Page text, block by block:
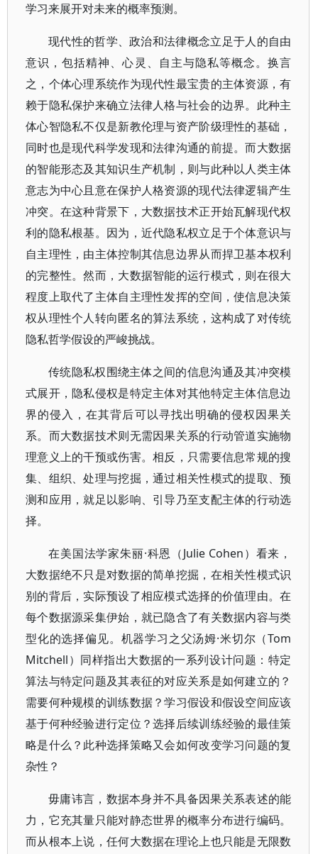
学习来展开对未来的概率预测。
现代性的哲学、政治和法律概念立足于人的自由
意识，包括精神、心灵、自主与隐私等概念。换言
之，个体心理系统作为现代性最宝贵的主体资源，有
赖于隐私保护来确立法律人格与社会的边界。此种主
体心智隐私不仅是新教伦理与资产阶级理性的基础，
同时也是现代科学发现和法律沟通的前提。而大数据
的智能形态及其知识生产机制，则与此种以人类主体
意志为中心且意在保护人格资源的现代法律逻辑产生
冲突。在这种背景下，大数据技术正开始瓦解现代权
利的隐私根基。因为，近代隐私权立足于个体意识与
自主理性，由主体控制其信息边界从而捍卫基本权利
的完整性。然而，大数据智能的运行模式，则在很大
程度上取代了主体自主理性发挥的空间，使信息决策
权从理性个人转向匿名的算法系统，这构成了对传统
隐私哲学假设的严峻挑战。
传统隐私权围绕主体之间的信息沟通及其冲突模
式展开，隐私侵权是特定主体对其他特定主体信息边
界的侵入，在其背后可以寻找出明确的侵权因果关
系。而大数据技术则无需因果关系的行动管道实施物
理意义上的干预或伤害。相反，只需要信息常规的搜
集、组织、处理与挖掘，通过相关性模式的提取、预
测和应用，就足以影响、引导乃至支配主体的行动选
择。
在美国法学家朱丽·科恩（Julie Cohen）看来，
大数据绝不只是对数据的简单挖掘，在相关性模式识
别的背后，实际预设了相应模式选择的价值理由。在
每个数据源采集伊始，就已隐含了有关数据内容与类
型化的选择偏见。机器学习之父汤姆·米切尔（Tom
Mitchell）同样指出大数据的一系列设计问题：特定
算法与特定问题及其表征的对应关系是如何建立的？
需要何种规模的训练数据？学习假设和假设空间应该
基于何种经验进行定位？选择后续训练经验的最佳策
略是什么？此种选择策略又会如何改变学习问题的复
杂性？
毋庸讳言，数据本身并不具备因果关系表述的能
力，它充其量只能对静态世界的概率分布进行编码。
而从根本上说，任何大数据在理论上也只能是无限数